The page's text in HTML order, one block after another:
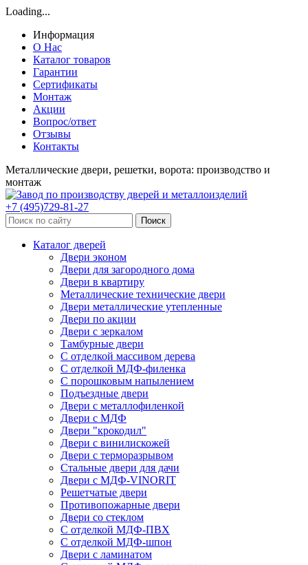
Loading...
Информация
О Нас
Каталог товаров
Гарантии
Сертификаты
Монтаж
Акции
Вопрос/ответ
Отзывы
Контакты
Металлические двери, решетки, ворота: производство и
монтаж
+7 (495)729-81-27
Поиск
Каталог дверей
Двери эконом
Двери для загородного дома
Двери в квартиру
Металлические технические двери
Двери металлические утепленные
Двери по акции
Двери с зеркалом
Тамбурные двери
С отделкой массивом дерева
С отделкой МДФ-филенка
С порошковым напылением
Подъездные двери
Двери с металлофиленкой
Двери с МДФ
Двери "крокодил"
Двери с винилискожей
Двери с терморазрывом
Стальные двери для дачи
Двери с МДФ-VINORIT
Решетчатые двери
Противопожарные двери
Двери со стеклом
С отделкой МДФ-ПВХ
С отделкой МДФ-шпон
Двери с ламинатом